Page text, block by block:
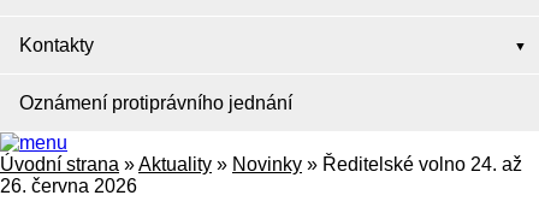
Kontakty
Oznámení protiprávního jednání
Úvodní strana »Aktuality » Novinky » Ředitelské volno 24. až
26. června 2026